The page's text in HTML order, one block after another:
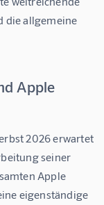
die allgemeine
Apple
2026 erwartet
seiner
Apple
eigenständige